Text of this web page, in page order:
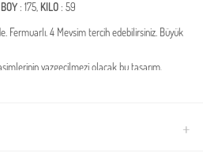
BOY: 175, KILO: 59
Fermuarlı. 4 Mevsim tercih edebilirsiniz. Büyük
vazgeçilmezi olacak bu tasarım,
kumaşın kendine has parlaklığı ve
yüksek kaliteli dokuma, gün boyu konfor
Özelliği: Birinci sınıf, dökümlü ve